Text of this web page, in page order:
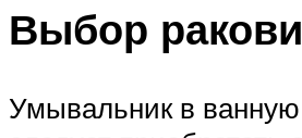
Выбор
Умывальник в ванную